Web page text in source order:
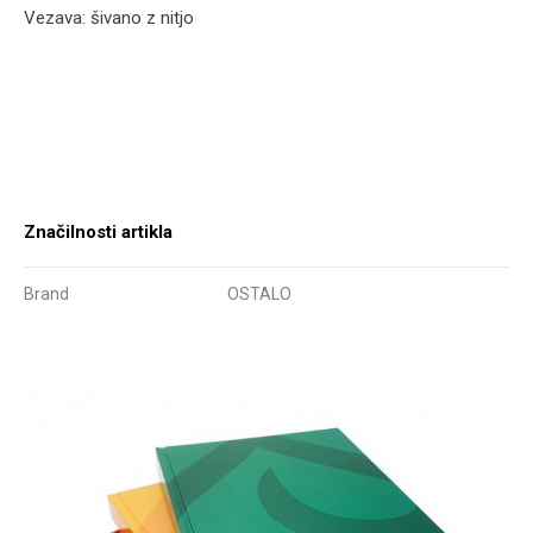
Vezava: šivano z nitjo
Značilnosti artikla
Brand OSTALO